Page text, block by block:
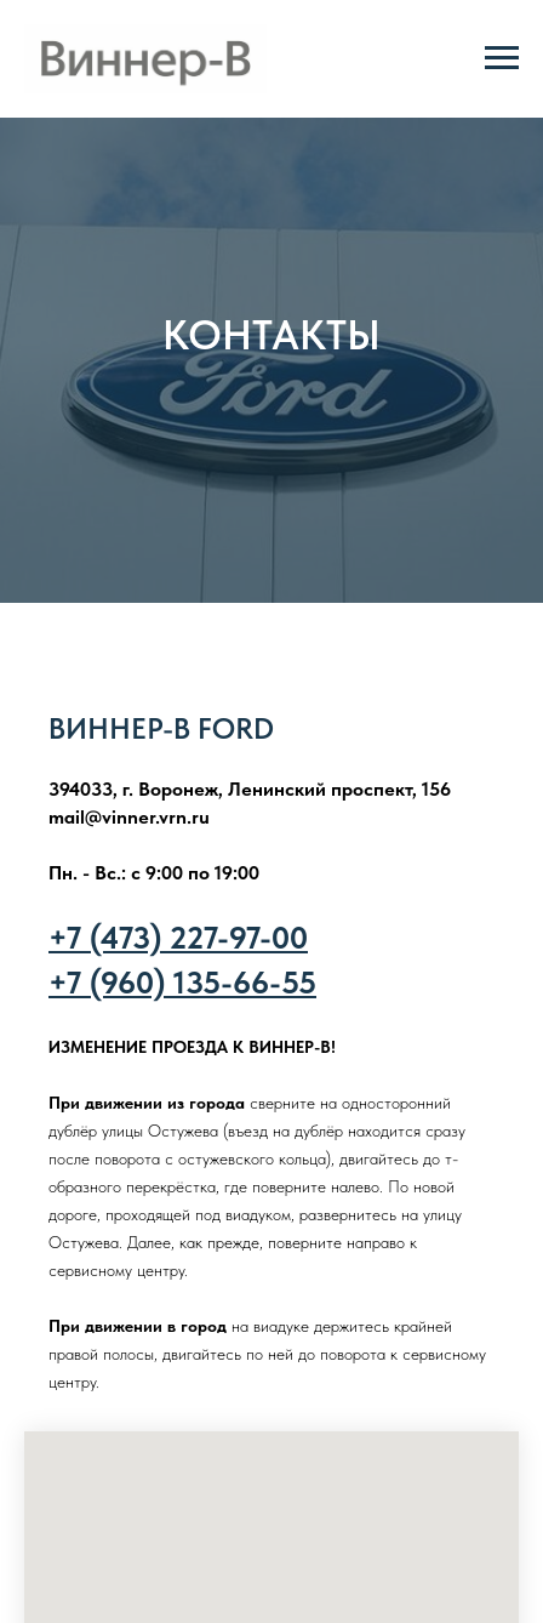
КОНТАКТЫ
ВИННЕР-В FORD
394033, г. Воронеж, Ленинский проспект, 156
mail@vinner.vrn.ru
Пн. - Вс.: с 9:00 по 19:00
+7 (473) 227-97-00
+7 (960) 135-66-55
ИЗМЕНЕНИЕ ПРОЕЗДА К ВИННЕР-В!
При движении из города сверните на односторонний
дублёр улицы Остужева (въезд на дублёр находится сразу
после поворота с остужевского кольца), двигайтесь до т-
образного перекрёстка, где поверните налево. По новой
дороге, проходящей под виадуком, развернитесь на улицу
Остужева. Далее, как прежде, поверните направо к
сервисному центру.
При движении в город на виадуке держитесь крайней
правой полосы, двигайтесь по ней до поворота к сервисному
центру.